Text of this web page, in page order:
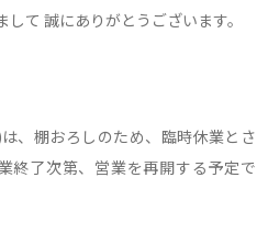
て 誠にありがとうございます。
、棚おろしのため、臨時休業とさ
終了次第、営業を再開する予定で